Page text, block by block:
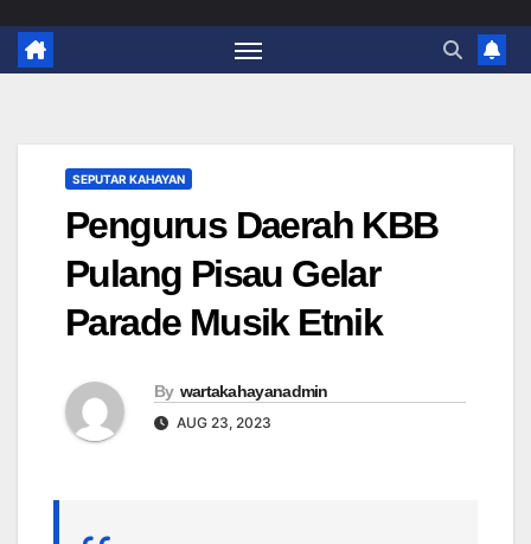
SEPUTAR KAHAYAN
Pengurus Daerah KBB
Pulang Pisau Gelar
Parade Musik Etnik
By wartakahayanadmin
AUG 23, 2023